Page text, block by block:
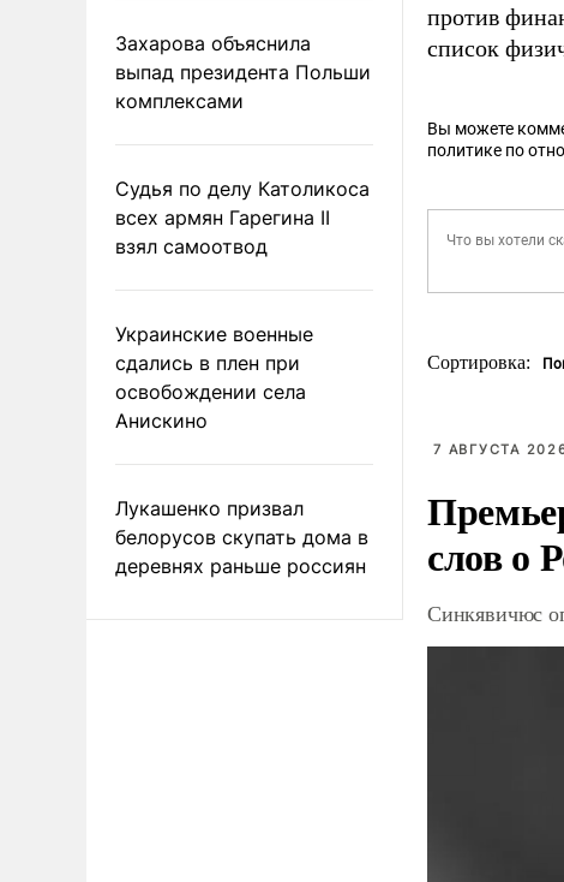
Захарова объяснила
выпад президента Польши
комплексами
Судья по делу Католикоса
всех армян Гарегина II
взял самоотвод
Украинские военные
сдались в плен при
освобождении села
Анискино
Лукашенко призвал
белорусов скупать дома в
деревнях раньше россиян
против
список
Вы можете
политике по
Сортировка:
7 АВГУСТА
слов о
Синкявичюс